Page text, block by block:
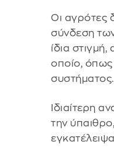
Οι αγρότες
σύνδεση
ίδια
οποίο, όπως
συστήματος.
Ιδιαίτερη
την